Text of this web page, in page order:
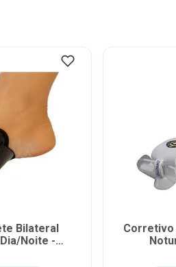
Bilateral
Noite -
Corretivo